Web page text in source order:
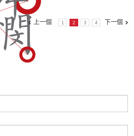
上一個 1 2 3 4 下一個